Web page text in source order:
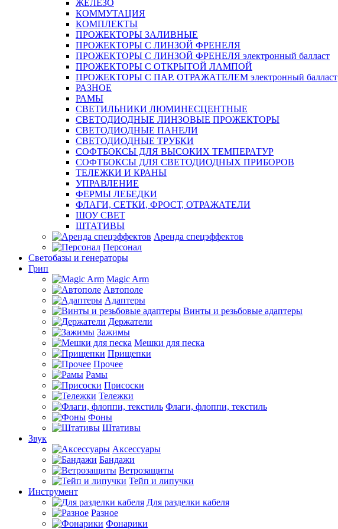
ЖЕЛЕЗО
КОММУТАЦИЯ
КОМПЛЕКТЫ
ПРОЖЕКТОРЫ ЗАЛИВНЫЕ
ПРОЖЕКТОРЫ С ЛИНЗОЙ ФРЕНЕЛЯ
ПРОЖЕКТОРЫ С ЛИНЗОЙ ФРЕНЕЛЯ электронный балласт
ПРОЖЕКТОРЫ С ОТКРЫТОЙ ЛАМПОЙ
ПРОЖЕКТОРЫ С ПАР. ОТРАЖАТЕЛЕМ электронный балласт
РАЗНОЕ
РАМЫ
СВЕТИЛЬНИКИ ЛЮМИНЕСЦЕНТНЫЕ
СВЕТОДИОДНЫЕ ЛИНЗОВЫЕ ПРОЖЕКТОРЫ
СВЕТОДИОДНЫЕ ПАНЕЛИ
СВЕТОДИОДНЫЕ ТРУБКИ
СОФТБОКСЫ ДЛЯ ВЫСОКИХ ТЕМПЕРАТУР
СОФТБОКСЫ ДЛЯ СВЕТОДИОДНЫХ ПРИБОРОВ
ТЕЛЕЖКИ И КРАНЫ
УПРАВЛЕНИЕ
ФЕРМЫ ЛЕБЕДКИ
ФЛАГИ, СЕТКИ, ФРОСТ, ОТРАЖАТЕЛИ
ШОУ СВЕТ
ШТАТИВЫ
Аренда спецэффектов
Персонал
Светобазы и генераторы
Грип
Magic Arm
Автополе
Адаптеры
Винты и резьбовые адаптеры
Держатели
Зажимы
Мешки для песка
Прищепки
Прочее
Рамы
Присоски
Тележки
Флаги, флоппи, текстиль
Фоны
Штативы
Звук
Аксессуары
Бандажи
Ветрозащиты
Тейп и липучки
Инструмент
Для разделки кабеля
Разное
Фонарики